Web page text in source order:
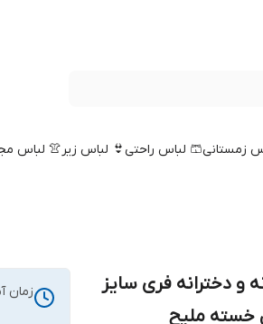
زمستانی🩳 لباس راحتی👙 لباس زیر👚 لباس
و دخترانه فری سایز
زمان